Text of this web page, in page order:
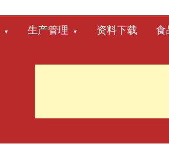
生产管理 资料下载 食